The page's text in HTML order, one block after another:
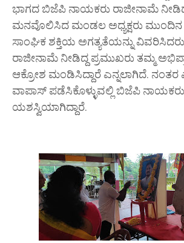
ಭಾಗದ ಬಿಜೆಪಿ ನಾಯಕರು ರಾಜೀನಾಮೆ
ಮನವೊಲಿಸಿದ ಮಂಡಲ ಅಧ್ಯಕ್ಷರು ಮುಂದಿನ
ಸಾಂಘಿಕ ಶಕ್ತಿಯ ಅಗತ್ಯತೆಯನ್ನು
ರಾಜೀನಾಮೆ ನೀಡಿದ್ದ ಪ್ರಮುಖರು ತಮ್ಮ
ಆಕ್ರೋಶ ಮಂಡಿಸಿದ್ದಾರೆ ಎನ್ನಲಾಗಿದೆ. ನಂತರ
ವಾಪಾಸ್ ಪಡೆಸಿಕೊಳ್ಳುವಲ್ಲಿ ಬಿಜೆಪಿ ನಾಯಕರು
ಯಶಸ್ವಿಯಾಗಿದ್ದಾರೆ.